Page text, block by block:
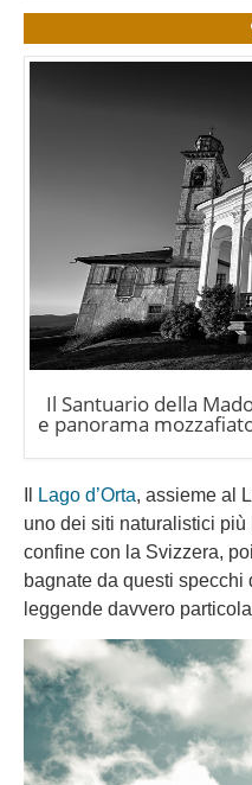
Il Santuario della
e panorama
Lago d’Orta, assieme al
uno dei siti naturalistici più
confine con la Svizzera,
bagnate da questi specchi
leggende davvero